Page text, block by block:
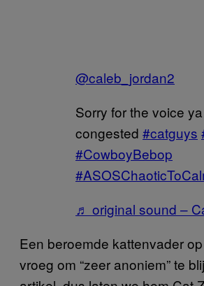
@caleb_jordan2
Sorry for the voice
congested #catguys
#CowboyBebop
♬ original sound –
Een beroemde kattenvader
vroeg om “zeer anoniem” te